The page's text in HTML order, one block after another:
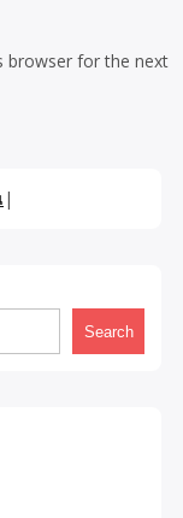
browser for the next
|
Search